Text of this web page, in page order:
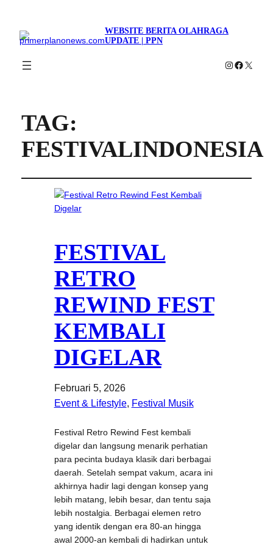
WEBSITE BERITA OLAHRAGA
UPDATE | PPN
Instagram
X
TAG:
FESTIVALINDONESIA
FESTIVAL
RETRO
REWIND FEST
KEMBALI
DIGELAR
Februari 5, 2026
Event & Lifestyle, Festival Musik
Festival Retro Rewind Fest kembali
digelar dan langsung menarik perhatian
para pecinta budaya klasik dari berbagai
daerah. Setelah sempat vakum, acara ini
akhirnya hadir lagi dengan konsep yang
lebih matang, lebih besar, dan tentu saja
lebih nostalgia. Berbagai elemen retro
yang identik dengan era 80-an hingga
awal 2000-an kembali di hadirkan untuk